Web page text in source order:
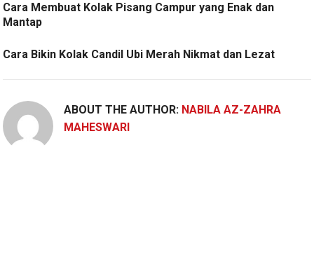
Cara Membuat Kolak Pisang Campur yang Enak dan
Mantap
Cara Bikin Kolak Candil Ubi Merah Nikmat dan Lezat
ABOUT THE AUTHOR: NABILA AZ-ZAHRA
MAHESWARI